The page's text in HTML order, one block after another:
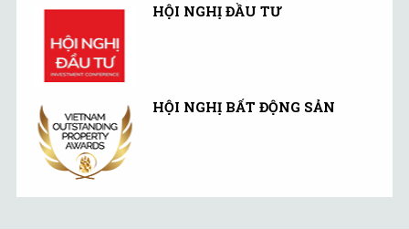
HỘI NGHỊ ĐẦU TƯ
HỘI NGHỊ BẤT ĐỘNG SẢN